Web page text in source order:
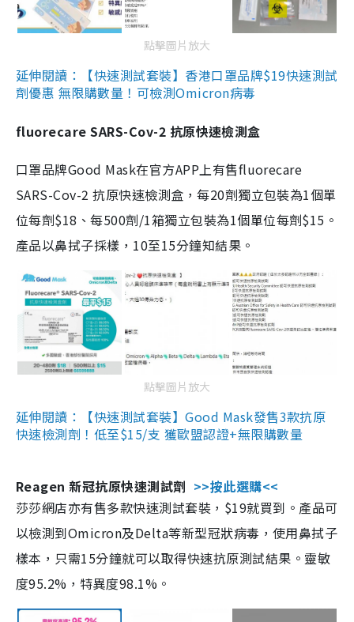
點擊圖片放大
延伸閱讀：【快速測試套裝】香港口罩品牌$19快速測試
劑優惠 無限購數量！可檢測Omicron病毒
fluorecare SARS-Cov-2 抗原快速檢測盒
口罩品牌Good Mask在官方APP上有售fluorecare
SARS-Cov-2 抗原快速檢測盒，每20劑獨立包裝為1個單
位每劑$18、每500劑/1箱獨立包裝為1個單位每劑$15。
產品以鼻拭子採樣，10至15分鐘知結果。
點擊圖片放大
延伸閱讀：【快速測試套裝】Good Mask發售3款抗原
快速檢測劑！低至$15/支 獲歐盟認證+無限購數量
Reagen 新冠抗原快速測試劑 >>按此選購<<
莎莎網店亦有售多款快速測試套裝，$19就買到。產品可
以檢測到Omicron及Delta等新型冠狀病毒，使用鼻拭子
樣本，只需15分鐘就可以取得快速抗原測試結果。靈敏
度95.2%，特異度98.1%。